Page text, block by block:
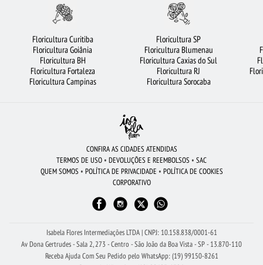
FLORICULTURA BARUERI ROSAS VERMELHAS
BUQUÊ DE 20 ROSAS VERMELHAS FLORICULTURA UBERLÂNDIA
CESTA DE FRUTAS FLORICULTURA BRASÍLIA
FLORICULTURA SÃO BERNARDO DO CAMPO
FLORICULTURA RIBEIRÃO PRETO
FLORES BRANCAS FLORES COLORIDAS FLORICULTURA BH
FLORICULTURA RECIFE
CIDADES MAIS PROCURADAS VIOLETA
FLORICULTURA SP FLORICULTURA SANTOS FLORES
Floricultura Curitiba
Floricultura Goiânia
Floricultura BH
Floricultura Fortaleza
Floricultura Campinas
Floricultura SP
Floricultura Blumenau
Floricultura Caxias do Sul
Floricultura RJ
Floricultura Sorocaba
CONFIRA AS CIDADES ATENDIDAS
TERMOS DE USO • DEVOLUÇÕES E REEMBOLSOS • SAC
QUEM SOMOS • POLÍTICA DE PRIVACIDADE • POLÍTICA DE COOKIES
CORPORATIVO
Isabela Flores Intermediações LTDA | CNPJ: 10.158.838/0001-61
Av Dona Gertrudes - Sala 2, 273 - Centro - São João da Boa Vista - SP - 13.870-110
Receba Ajuda Com Seu Pedido pelo WhatsApp: (19) 99150-8261